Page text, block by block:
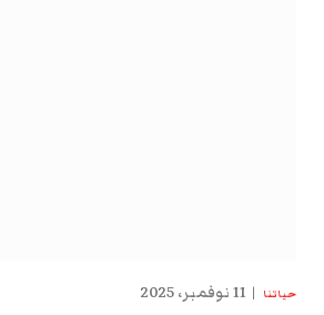
حياتنا 11 نوفمبر، 2025